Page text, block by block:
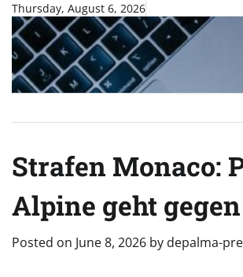
Skip
content
Thursday, August 6, 2026
Strafen Monaco:
Alpine geht
Posted on June 8, 2026 by depalma-